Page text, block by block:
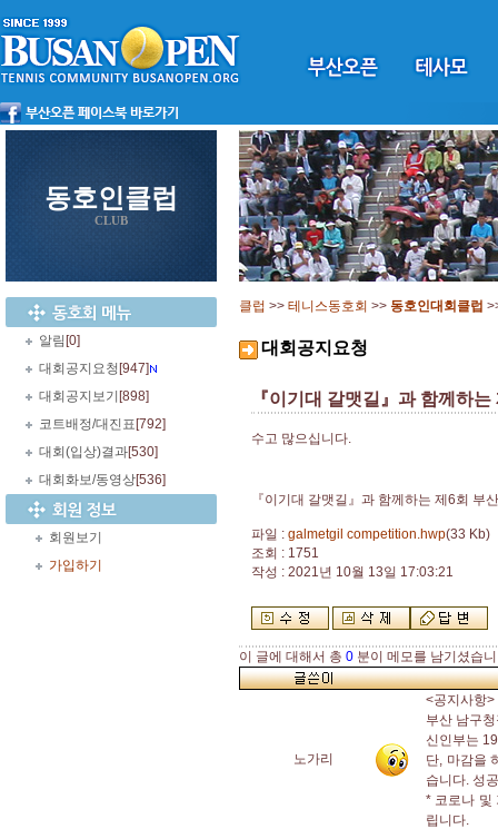
동호인클럽
CLUB
알림 [0]
대회공지요청 [947]
대회공지보기 [898]
코트배정/대진표 [792]
대회(입상)결과[530]
대회화보/동영상[536]
회원보기
가입하기
클럽 >> 테니스동호회 >> 동호인대회클럽
대회공지요청
『이기대 갈맷길』과 함께하
수고 많으십니다.
『이기대 갈맷길』과 함께하는 제6회 부
파일 : galmetgil competition.hwp(33 Kb)
조회 : 1751
작성 : 2021년 10월 13일 17:03:21
이 글에 대해서 총 0 분이 메모를 남기셨습
노가리
<공지사항>
부산 남구
신인부는
단, 마감을
습니다. 성
* 코로나 및
립니다.